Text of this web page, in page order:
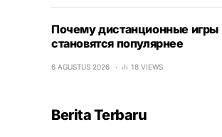
Почему дистанционные игры
становятся популярнее
6 AGUSTUS 2026 18 VIEWS
Berita Terbaru